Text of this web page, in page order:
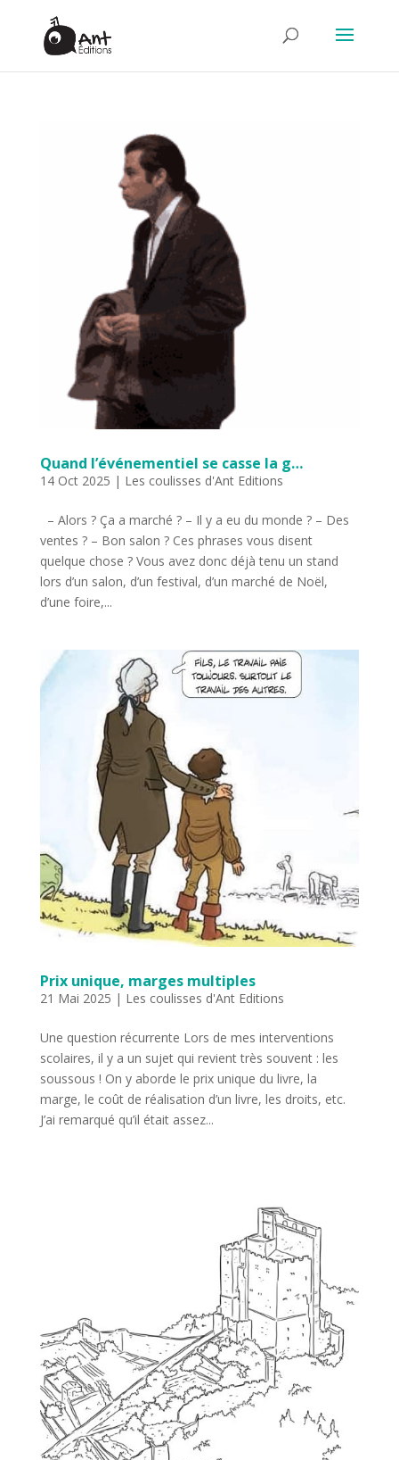
Quand l’événementiel se casse la g…
14 Oct 2025 | Les coulisses d'Ant Editions
– Alors ? Ça a marché ? – Il y a eu du monde ? – Des
ventes ? – Bon salon ? Ces phrases vous disent
quelque chose ? Vous avez donc déjà tenu un stand
lors d’un salon, d’un festival, d’un marché de Noël,
d’une foire,...
Prix unique, marges multiples
21 Mai 2025 | Les coulisses d'Ant Editions
Une question récurrente Lors de mes interventions
scolaires, il y a un sujet qui revient très souvent : les
soussous ! On y aborde le prix unique du livre, la
marge, le coût de réalisation d’un livre, les droits, etc.
J’ai remarqué qu’il était assez...